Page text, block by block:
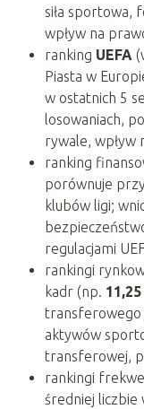
siła sportowa,
wpływ na
ranking UEFA
Piasta w
w ostatnich 5
losowaniach,
rywale, wpływ
ranking
porównuje
klubów ligi;
regulacjami
rankingi
kadr (np.
transferowego
aktywów
transferowej,
rankingi
średniej liczbie